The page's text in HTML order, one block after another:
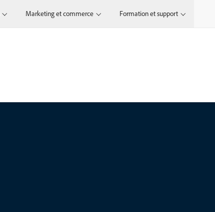
Marketing et commerce Formation et support